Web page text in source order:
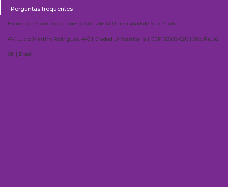
Perguntas frequentes
Escuela de Comunicaciones y Artes de la Universidad de São Paulo
AV. Lúcio Martins Rodrigues, 443 | Ciudad Universitaria | CEP 05508-020 | São Paulo,
SP | Brasil